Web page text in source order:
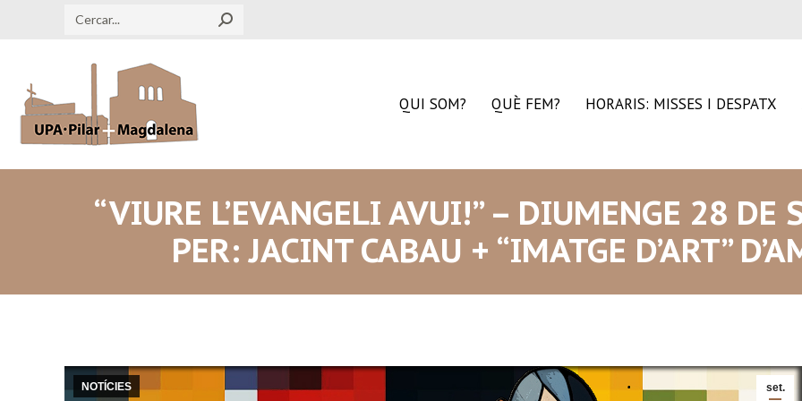
Search:
QUI SOM? QUÈ FEM? HORARIS: MISSES I DESPATX
“VIURE L’EVANGELI AVUI!” – DIUMENGE 28 DE
PER: JACINT CABAU + “IMATGE D’ART”
set.
NOTÍCIES